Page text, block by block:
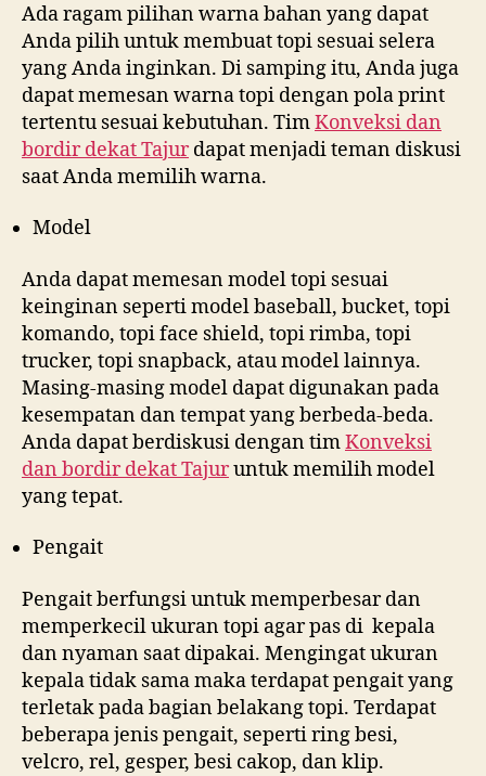
Ada ragam pilihan warna bahan yang dapat
Anda pilih untuk membuat topi sesuai selera
yang Anda inginkan. Di samping itu, Anda juga
dapat memesan warna topi dengan pola print
tertentu sesuai kebutuhan. TimKonveksi dan
bordir dekatTajurdapat menjadi teman diskusi
saat Anda memilih warna.
Model
Anda dapat memesan model topi sesuai
keinginan seperti model baseball, bucket, topi
komando, topi face shield, topi rimba, topi
trucker, topi snapback, atau model lainnya.
Masing-masing model dapat digunakan pada
kesempatan dan tempat yang berbeda-beda.
Anda dapat berdiskusi dengan timKonveksi
dan bordir dekatTajuruntuk memilih model
yang tepat.
Pengait
Pengait berfungsi untuk memperbesar dan
memperkecil ukuran topi agar pas di kepala
dan nyaman saat dipakai. Mengingat ukuran
kepala tidak sama maka terdapat pengait yang
terletak pada bagian belakang topi. Terdapat
beberapa jenis pengait, seperti ring besi,
velcro, rel, gesper, besi cakop, dan klip.